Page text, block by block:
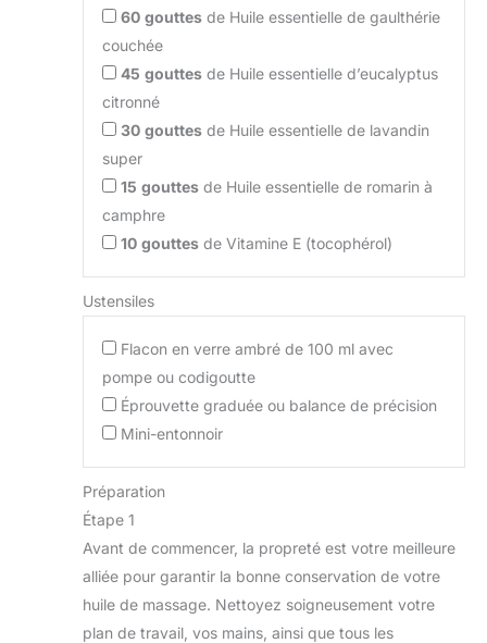
60 gouttes de Huile essentielle de gaulthérie
couchée
45 gouttes de Huile essentielle d’eucalyptus
citronné
30 gouttes de Huile essentielle de lavandin
super
15 gouttes de Huile essentielle de romarin à
camphre
10 gouttes de Vitamine E (tocophérol)
Ustensiles
Flacon en verre ambré de 100 ml avec
pompe ou codigoutte
Éprouvette graduée ou balance de précision
Mini-entonnoir
Préparation
Étape 1
Avant de commencer, la propreté est votre meilleure
alliée pour garantir la bonne conservation de votre
huile de massage. Nettoyez soigneusement votre
plan de travail, vos mains, ainsi que tous les